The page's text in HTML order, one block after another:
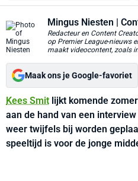
Mingus Niesten |
Redacteur en Content
op Premier League-nieuws
maakt videocontent, zoals
Maak ons je Google-favoriet
Kees Smit lijkt komende
aan de hand van een
weer twijfels bij worden
speeltijd is voor de jonge